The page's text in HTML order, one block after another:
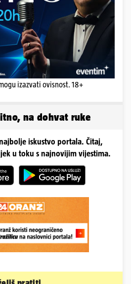
izazvati ovisnost. 18+
na dohvat ruke
iskustvo portala. Čitaj,
u toku s najnovijim vijestima.